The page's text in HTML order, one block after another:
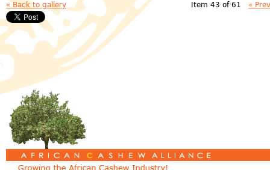
« Back to gallery Item 43 of 61 «